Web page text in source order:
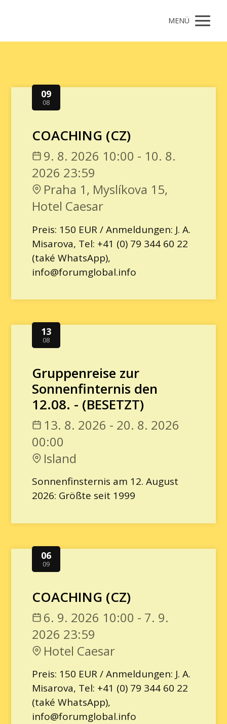
MENÜ
09
08
COACHING (CZ)
9. 8. 2026 10:00 - 10. 8.
2026 23:59
Praha 1, Myslíkova 15,
Hotel Caesar
Preis: 150 EUR / Anmeldungen: J. A.
Misarova, Tel: +41 (0) 79 344 60 22
(také WhatsApp),
info@forumglobal.info
13
08
Gruppenreise zur
Sonnenfinternis den
12.08. - (BESETZT)
13. 8. 2026 - 20. 8. 2026
00:00
Island
Sonnenfinsternis am 12. August
2026: Größte seit 1999
06
09
COACHING (CZ)
6. 9. 2026 10:00 - 7. 9.
2026 23:59
Hotel Caesar
Preis: 150 EUR / Anmeldungen: J. A.
Misarova, Tel: +41 (0) 79 344 60 22
(také WhatsApp),
info@forumglobal.info